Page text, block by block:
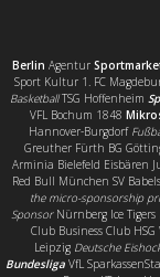
Berlin Agentur
Sport Kultur 1. FC
BasketballTSG Hoffenheim
VFL Bochum 1848
Hannover-Burgdorf
Greuther Fürth BG
Arminia Bielefeld Eisbären
Red Bull München SV
the micro-sponsorship
SponsorNürnberg Ice Tigers
Club Business Club
Leipzig Deutsche
Bundesliga VfL